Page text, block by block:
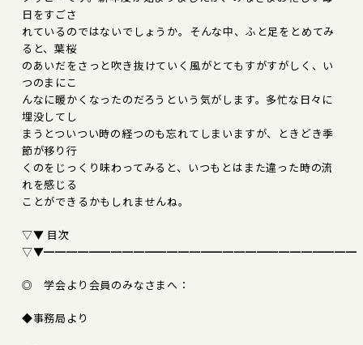
日をすごさ
れているのではないでしょうか。そんな中、ふと足をとめてみ
ると、葉桜
のあいだをさっと吹き抜けていく風がとてもすがすがしく、い
つのまにこ
んなに暖かくなったのだろうという気がします。多忙な日々に
埋没してし
まうとついつい時の経つのも忘れてしまいますが、ときどき季
節が移り行
くのをじっくり味わってみると、いつもとはまた違った時の流
れを感じる
ことができるかもしれませんね。
▽▼ 目次
▽▼━━━━━━━━━━━━━━━━━━━━━━━━━━━━
◎ 学会より会員のみなさまへ：
◆事務局より